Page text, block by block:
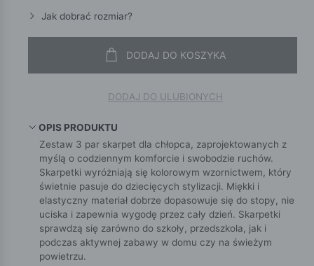
Jak dobrać rozmiar?
DODAJ DO KOSZYKA
DODAJ DO ULUBIONYCH
OPIS PRODUKTU
Zestaw 3 par skarpet dla chłopca, zaprojektowanych z
myślą o codziennym komforcie i swobodzie ruchów.
Skarpetki wyróżniają się kolorowym wzornictwem, który
świetnie pasuje do dziecięcych stylizacji. Miękki i
elastyczny materiał dobrze dopasowuje się do stopy, nie
uciska i zapewnia wygodę przez cały dzień. Skarpetki
sprawdzą się zarówno do szkoły, przedszkola, jak i
podczas aktywnej zabawy w domu czy na świeżym
powietrzu.